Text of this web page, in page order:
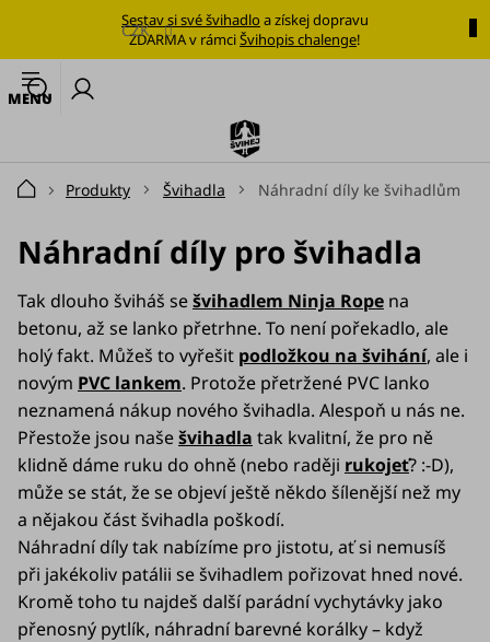
Sestav si své švihadlo a získej dopravu
ZDARMA v rámciŠvihopis chalenge!
CZK
🔥
Nejoblíbenější
Švihadla
sady
Tréninkové
plány
Oblečení
Doplňky
stravy
Tréninkové
doplňky
🚀
Začínám
se
švihadlem
Domů Produkty Švihadla Náhradní díly ke švihadlům
Náhradní díly pro švihadla
Tak dlouho šviháš sešvihadlem Ninja Rope na
betonu, až se lanko přetrhne. To není pořekadlo, ale
holý fakt. Můžeš to vyřešit podložkou na švihání, ale i
novým PVC lankem. Protože přetržené PVC lanko
neznamená nákup nového švihadla. Alespoň u nás ne.
Přestože jsou našešvihadla tak kvalitní, že pro ně
klidně dáme ruku do ohně (nebo raději rukojeť? :-D),
může se stát, že se objeví ještě někdo šílenější než my
a nějakou část švihadla poškodí.
Náhradní díly tak nabízíme pro jistotu, ať si nemusíš
při jakékoliv patálii se švihadlem pořizovat hned nové.
Kromě toho tu najdeš další parádní vychytávky jako
přenosný pytlík, náhradní barevné korálky – když